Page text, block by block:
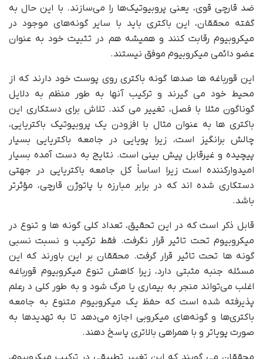
ضد قارچی قوی، یعنی پروبیوتیک‌ها را می‌سازند. با این حال به
گفته محققان، این باکتری باید با سایر گونه‌های موجود در
میکروبیوم رقابت کنند و همیشه هم در تثبیت خود به عنوان
عضو دائمی میکروبیوم موفق نیستند.
این قورباغه ها صدها گونه باکتری روی پوست خود دارند که از
محیط خود می گیرند و ترکیب آنها به طور منظم به دلایل
گوناگون مثلا با فصل، تغییر می کند. تلاش برای دستکاری این
باکتری ها به عنوان مثال با افزودن یک پروبیوتیک باکتریایی،
چالش برانگیز است، زیرا پویایی در جامعه باکتریایی بسیار
پیچیده و غیرقابل پیش بینی است. نتایج به دست آمده بسیار
امیدوارکننده است زیرا اساساً کل جامعه باکتریایی در جهتی
دستکاری شده اند که در برابر مبارزه با پاتوژن قارچی، مؤثرتر
باشد.
قابل ذکر است که در این تحقیق، تعداد کلی گونه ها و تنوع در
میکروبیوم تحت تاثیر قرار نگرفت. فقط ترکیب و نسبت نسبی
گونه ها تحت تاثیر قرار گرفت. محققان بر این باورند که این
مسئله جنبه مثبتی دارد، زیرا کاهش تنوع میکروبیوم قورباغه
اغلب می‌تواند منجر به بیماری یا مرگ شود و به طور کلی د رعلم
پذیرفته شده است که حفظ یک میکروبیوم متنوع به جامعه
باکتری‌ها و گونه‌های میکروبی اجازه می‌دهد تا به تهدیدها به
صورت پویاتر و با همراهی بالاتری پاسخ دهند.